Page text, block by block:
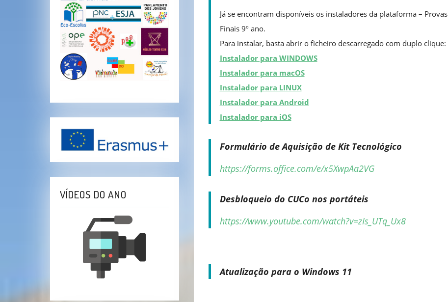
Já se encontram disponíveis os instaladores da plataforma – Provas
Finais 9º ano.
Para instalar, basta abrir o ficheiro descarregado com duplo clique:
Instalador para WINDOWS
Instalador para macOS
Instalador para LINUX
Instalador para Android
Instalador para iOS
Formulário de Aquisição de Kit Tecnológico
https://forms.office.com/e/x5XwpAa2VG
Desbloqueio do CUCo nos portáteis
https://www.youtube.com/watch?v=zIs_UTq_Ux8
Atualização para o Windows 11
VÍDEOS DO ANO